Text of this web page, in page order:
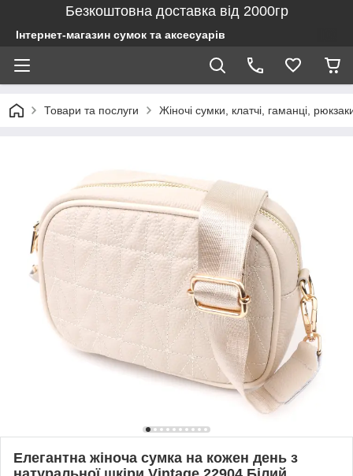
Безкоштовна доставка від 2000гр
Інтернет-магазин сумок та аксесуарів
Товари та послуги Жіночі сумки, клатчі, гаманці,
Елегантна жіноча сумка на кожен день з